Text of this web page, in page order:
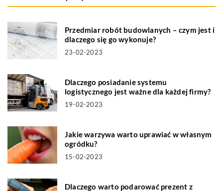
Przedmiar robót budowlanych – czym jest i
dlaczego się go wykonuje?
23-02-2023
Dlaczego posiadanie systemu
logistycznego jest ważne dla każdej firmy?
19-02-2023
Jakie warzywa warto uprawiać w własnym
ogródku?
15-02-2023
Dlaczego warto podarować prezent z